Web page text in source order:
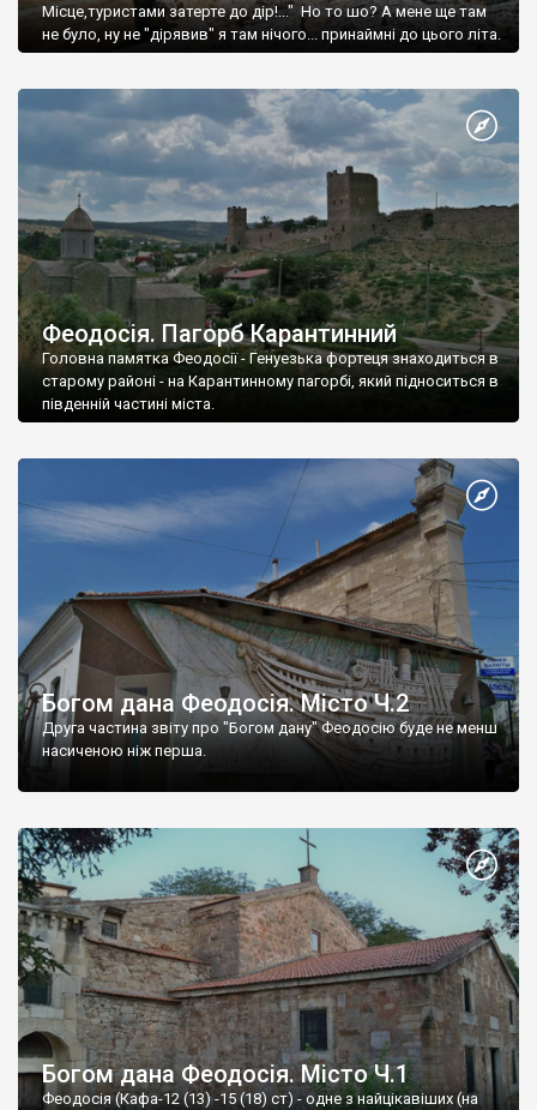
Місце,туристами затерте до дір!..." Но то шо? А мене ще там
не було, ну не "дірявив" я там нічого... принаймні до цього літа.
Феодосія. Пагорб Карантинний
Головна памятка Феодосії - Генуезька фортеця знаходиться в
старому районі - на Карантинному пагорбі, який підноситься в
південній частині міста.
Богом дана Феодосія. Місто Ч.2
Друга частина звіту про "Богом дану" Феодосію буде не менш
насиченою ніж перша.
Богом дана Феодосія. Місто Ч.1
Феодосія (Кафа-12 (13) -15 (18) ст) - одне з найцікавіших (на